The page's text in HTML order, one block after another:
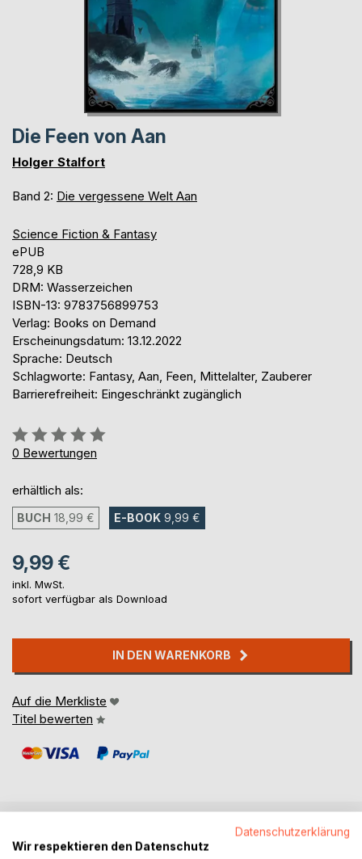
Die Feen von Aan
Holger Stalfort
Band 2: Die vergessene Welt Aan
Science Fiction & Fantasy
ePUB
728,9 KB
DRM: Wasserzeichen
ISBN-13: 9783756899753
Verlag: Books on Demand
Erscheinungsdatum: 13.12.2022
Sprache: Deutsch
Schlagworte: Fantasy, Aan, Feen, Mittelalter, Zauberer
Barrierefreiheit: Eingeschränkt zugänglich
Bewertung::
0%
0 Bewertungen
erhältlich als:
BUCH 18,99 € E-BOOK 9,99 €
9,99 €
inkl. MwSt.
sofort verfügbar als Download
IN DEN WARENKORB
Auf die Merkliste
Titel bewerten
BESCHREIBUNG
Datenschutzerklärung
Wir respektieren den Datenschutz